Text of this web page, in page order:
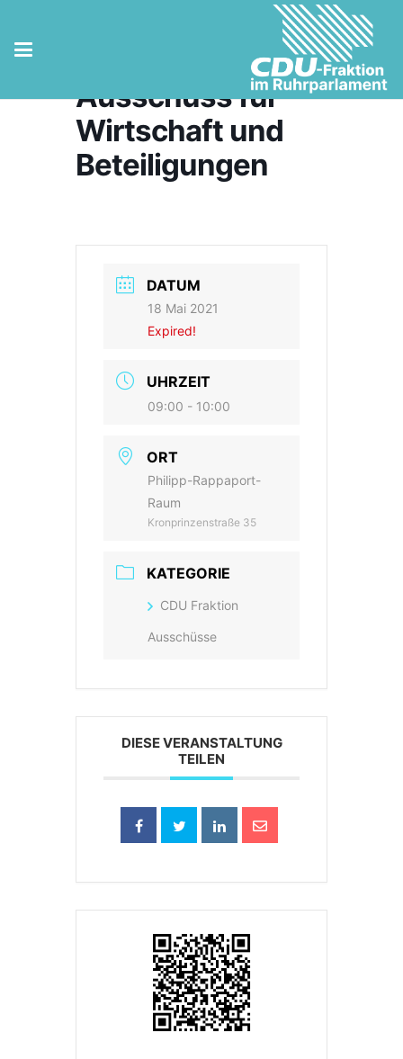
Vorbesprechung
Ausschuss für
Wirtschaft und
Beteiligungen
DATUM
18 Mai 2021
Expired!
UHRZEIT
09:00 - 10:00
ORT
Philipp-Rappaport-
Raum
Kronprinzenstraße 35
KATEGORIE
CDU Fraktion
Ausschüsse
DIESE VERANSTALTUNG
TEILEN